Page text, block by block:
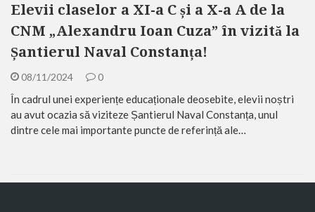
Elevii claselor a XI-a C și a X-a A de la
CNM „Alexandru Ioan Cuza” în vizită la
Șantierul Naval Constanța!
08/11/2024 0
În cadrul unei experiențe educaționale deosebite, elevii noștri
au avut ocazia să viziteze Șantierul Naval Constanța, unul
dintre cele mai importante puncte de referință ale…